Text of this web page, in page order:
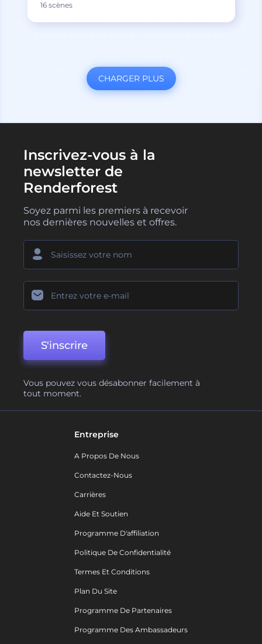
16 scènes
CHARGER PLUS
Inscrivez-vous à la
newsletter de
Renderforest
Soyez parmi les premiers à recevoir
nos dernières nouvelles et offres.
S'inscrire
Vous pouvez vous désabonner facilement à
tout moment.
Entreprise
A Propos De Nous
Contactez-Nous
Carrières
Aide Et Soutien
Programme D'affiliation
Politique De Confidentialité
Termes Et Conditions
Plan Du Site
Programme De Partenaires
Programme Des Ambassadeurs